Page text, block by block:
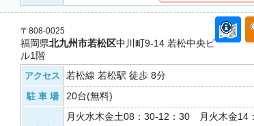
〒808-0025
福岡県北九州市若松区中川町9-14 若松中央ビ
ル1階
アクセス 若松線 若松駅 徒歩 8分
駐 車 場 20台(無料)
月火水木金土08：30-12：30 月火木金14